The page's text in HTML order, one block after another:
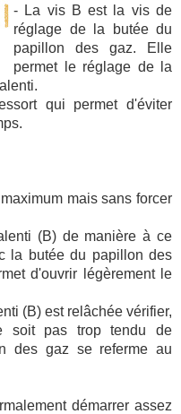
- La vis B est la vis de
réglage de la butée du
papillon des gaz. Elle
permet le réglage de la
qui permet d'éviter
mais sans forcer
(B) de manière à ce
la butée du papillon des
d'ouvrir légèrement le
(B) est relâchée vérifier,
soit pas trop tendu de
des gaz se referme au
démarrer assez